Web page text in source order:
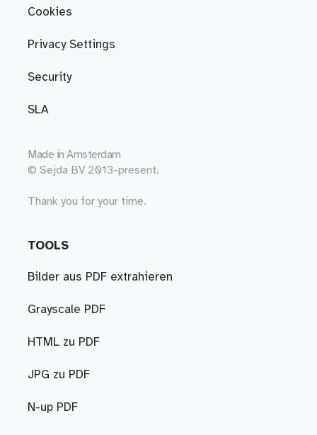
Cookies
Privacy Settings
Security
SLA
Made in Amsterdam
© Sejda BV 2013-present.
Thank you for your time.
TOOLS
Bilder aus PDF extrahieren
Grayscale PDF
HTML zu PDF
JPG zu PDF
N-up PDF